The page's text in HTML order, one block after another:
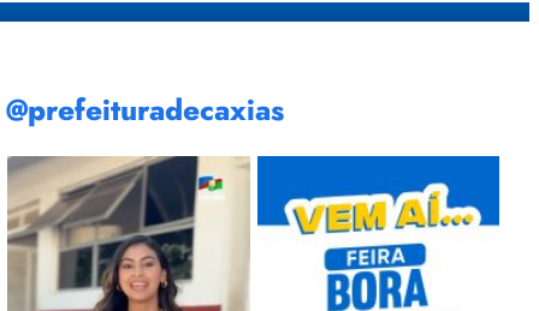
@prefeituradecaxias